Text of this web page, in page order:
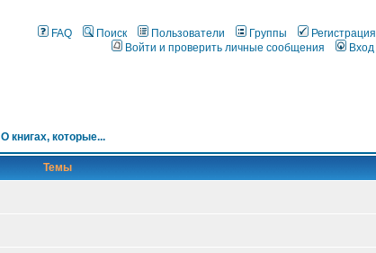
FAQ Поиск Пользователи Группы Регистрация
Войти и проверить личные сообщения
Вход
О книгах, которые...
Темы